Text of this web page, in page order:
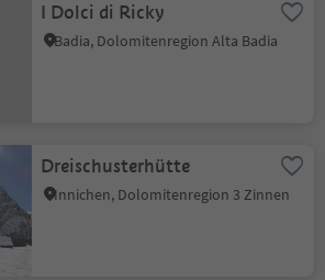
I Dolci di Ricky
Badia, Dolomitenregion Alta Badia
Dreischusterhütte
Innichen, Dolomitenregion 3 Zinnen